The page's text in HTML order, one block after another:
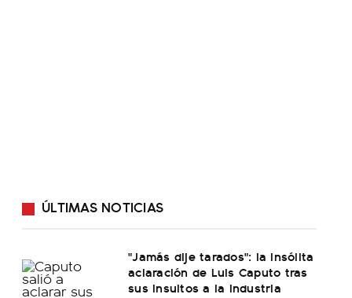
ÚLTIMAS NOTICIAS
"Jamás dije tarados": la insólita
aclaración de Luis Caputo tras
sus insultos a la industria